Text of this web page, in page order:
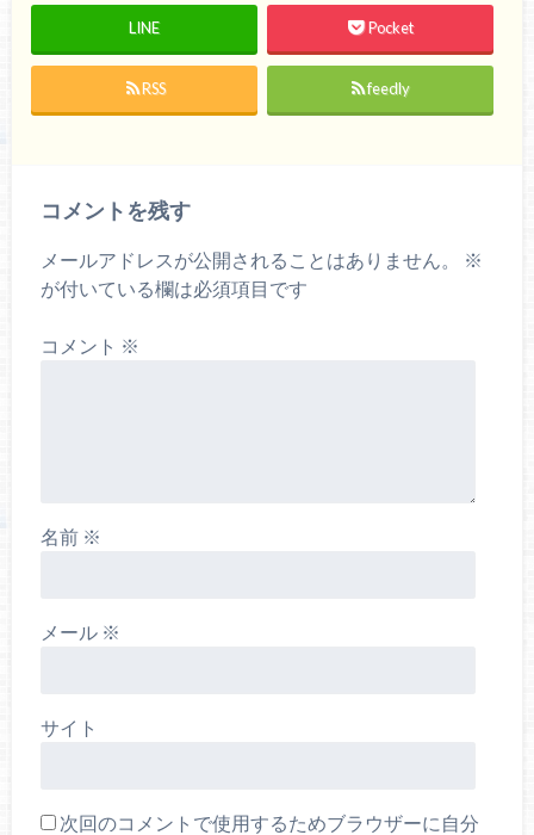
LINE Pocket
RSS feedly
コメントを残す
メールアドレスが公開されることはありません。
※
が付いている欄は必須項目です
コメント ※
名前 ※
メール ※
サイト
次回のコメントで使用するためブラウザーに自分